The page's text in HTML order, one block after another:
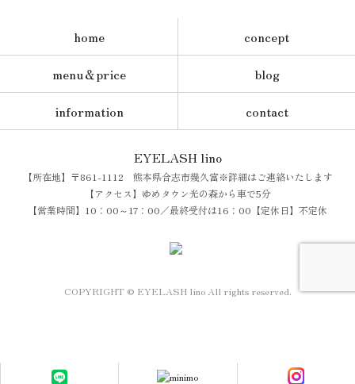
home
concept
menu＆price
blog
information
contact
EYELASH lino
【所在地】〒861-1112 熊本県合志市幾久富※詳細はご連絡いたします
【アクセス】ゆめタウン光の森から車で5分
【営業時間】10：00～17：00／最終受付は16：00【定休日】不定休
COPYRIGHT © EYELASH lino All rights reserved.